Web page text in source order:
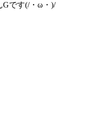
Gです(/・ω・)/